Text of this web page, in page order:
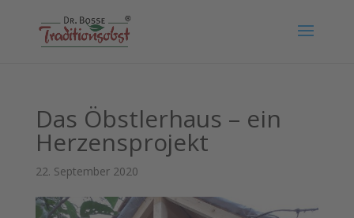
Das Öbstlerhaus – ein
Herzensprojekt
22. September 2020